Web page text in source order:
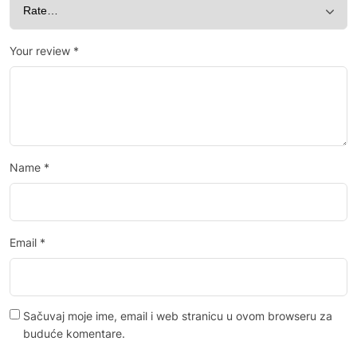
Your review *
Name *
Email *
Sačuvaj moje ime, email i web stranicu u ovom browseru za
buduće komentare.